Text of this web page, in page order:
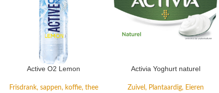
Active O2 Lemon
Frisdrank, sappen, koffie, thee
Activia Yoghurt naturel
Zuivel, Plantaardig, Eieren